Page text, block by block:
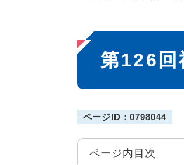
本
文
第126回
ページID：0798044
ページ内目次